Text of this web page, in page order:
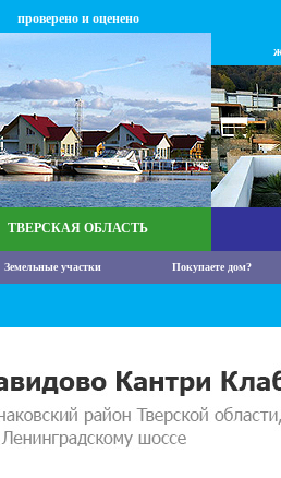
проверено и оценено
ТВЕРСКАЯ ОБЛАСТЬ
Земельные участки Покупаете дом?